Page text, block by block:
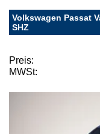
Volkswagen Passat
SHZ
Preis:
MWSt: